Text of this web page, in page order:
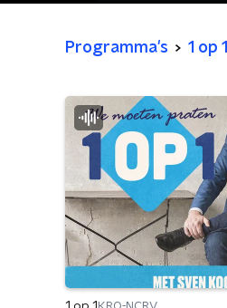
Programma's 1 op 1